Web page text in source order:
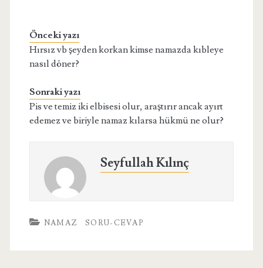
Önceki yazı
Hırsız vb şeyden korkan kimse namazda kıbleye
nasıl döner?
Sonraki yazı
Pis ve temiz iki elbisesi olur, araştırır ancak ayırt
edemez ve biriyle namaz kılarsa hükmü ne olur?
Seyfullah Kılınç
NAMAZ SORU-CEVAP